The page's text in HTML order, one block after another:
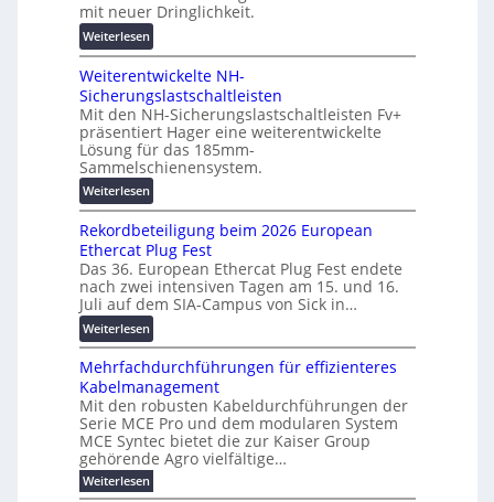
e
n
g
i
t
a
l
e
T
r
a
n
s
p
a
r
e
n
z
e
n
b
a
u
:
F
o
r
s
h
u
n
g
s
f
r
d
e
r
u
n
g
mit neuer Dringlichkeit.
Weiterlesen:
V
o
l
t
a
-
X
2
0
2
7
w
i
r
d
z
u
m
E
n
e
r
g
Weiterentwickelte NH-
Sicherungslastschaltleisten
Mit den NH-Sicherungslastschaltleisten Fv+
präsentiert Hager eine weiterentwickelte
Lösung für das 185mm-
Sammelschienensystem.
Weiterlesen:
W
e
i
t
e
r
e
n
t
w
i
c
k
e
l
Rekordbeteiligung beim 2026 European
Ethercat Plug Fest
Das 36. European Ethercat Plug Fest endete
nach zwei intensiven Tagen am 15. und 16.
Juli auf dem SIA-Campus von Sick in…
Weiterlesen:
R
e
k
o
r
d
b
e
Mehrfachdurchführungen für effizienteres
Kabelmanagement
Mit den robusten Kabeldurchführungen der
Serie MCE Pro und dem modularen System
MCE Syntec bietet die zur Kaiser Group
gehörende Agro vielfältige…
Weiterlesen:
M